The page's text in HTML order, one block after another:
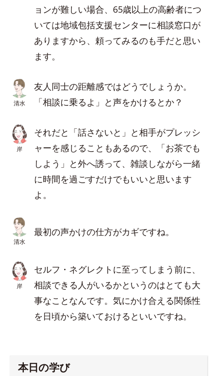
ョンが難しい場合、65歳以上の高齢者につ
いては地域包括支援センターに相談窓口が
ありますから、頼ってみるのも手だと思い
ます。
清水
友人同士の距離感ではどうでしょうか。
「相談に乗るよ」と声をかけるとか？
岸
それだと「話さないと」と相手がプレッシ
ャーを感じることもあるので、「お茶でも
しよう」と外へ誘って、雑談しながら一緒
に時間を過ごすだけでもいいと思います
よ。
清水
最初の声かけの仕方がカギですね。
岸
セルフ・ネグレクトに至ってしまう前に、
相談できる人がいるかというのはとても大
事なことなんです。気にかけ合える関係性
を日頃から築いておけるといいですね。
本日の学び